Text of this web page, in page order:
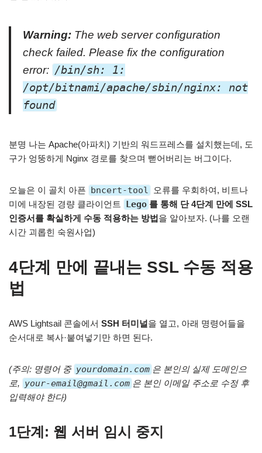
Warning: The web server configuration
check failed. Please fix the configuration
error: /bin/sh: 1:
/opt/bitnami/apache/sbin/nginx: not
found
분명 나는 Apache(아파치) 기반의 워드프레스를 설치했는데, 도
구가 엉뚱하게 Nginx 경로를 찾으며 뻗어버리는 버그이다.
오늘은 이 골치 아픈 bncert-tool
오류를 우회하여, 비트나
미에 내장된 경량 클라이언트
Lego 를 통해 단 4단계 만에 SSL
인증서를 확실하게 수동 적용하는 방법을 알아보자. (나를 오랜
시간 괴롭힌 숙원사업)
4단계 만에 끝내는 SSL 수동 적용
법
AWS Lightsail 콘솔에서 SSH 터미널을 열고, 아래 명령어들을
순서대로 복사·붙여넣기만 하면 된다.
(주의: 명령어 중 yourdomain.com 은 본인의 실제 도메인으
로, your-email@gmail.com 은 본인 이메일 주소로 수정 후
입력해야 한다)
1단계: 웹 서버 임시 중지